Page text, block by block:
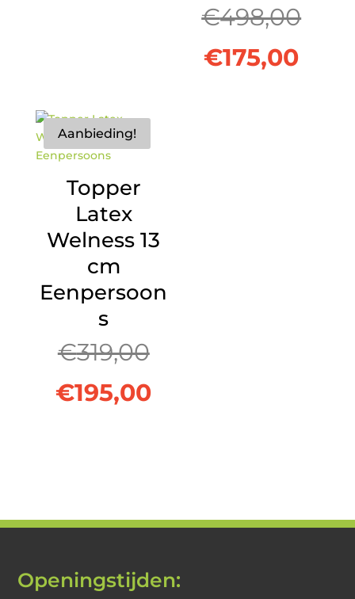
€398,00.
€498,00
€175,00
Aanbieding!
Topper
Latex
Welness 13
cm
Eenpersoon
s
€319,00Oorspronkelijke
prijs
€195,00Huidige
€195,00.
Openingstijden: